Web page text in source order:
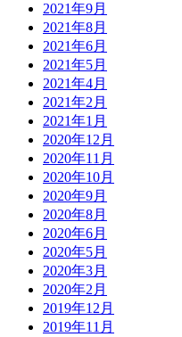
2021年9月
2021年8月
2021年6月
2021年5月
2021年4月
2021年2月
2021年1月
2020年12月
2020年11月
2020年10月
2020年9月
2020年8月
2020年6月
2020年5月
2020年3月
2020年2月
2019年12月
2019年11月